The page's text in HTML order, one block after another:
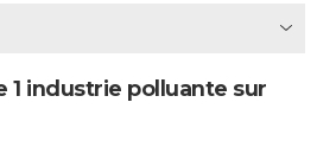
1 industrie polluante sur